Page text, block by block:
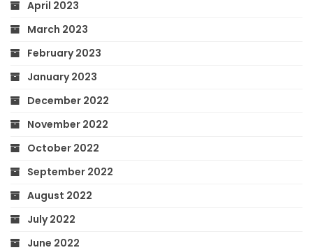
April 2023
March 2023
February 2023
January 2023
December 2022
November 2022
October 2022
September 2022
August 2022
July 2022
June 2022